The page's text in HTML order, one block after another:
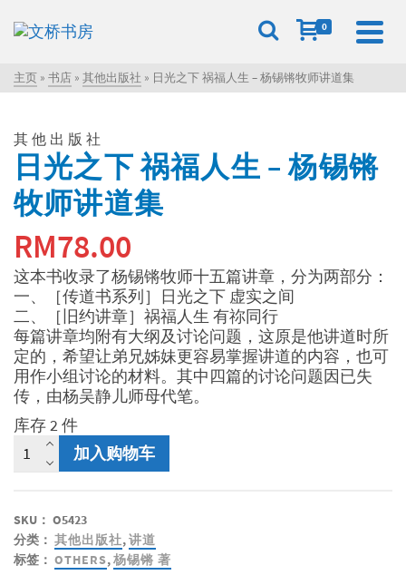
0
主页 » 书店 » 其他出版社 » 日光之下 祸福人生 – 杨锡锵牧师讲道集
其他出版社
日光之下 祸福人生 – 杨锡锵
牧师讲道集
RM78.00
这本书收录了杨锡锵牧师十五篇讲章，分为两部分：
一、［传道书系列］日光之下 虚实之间
二、［旧约讲章］祸福人生 有祢同行
每篇讲章均附有大纲及讨论问题，这原是他讲道时所
定的，希望让弟兄姊妹更容易掌握讲道的内容，也可
用作小组讨论的材料。其中四篇的讨论问题因已失
传，由杨吴静儿师母代笔。
库存 2 件
日
光
祸
福
人
加入购物车
SKU： O5423
分类： 其他出版社,讲道
标签： OTHERS,杨锡锵 著